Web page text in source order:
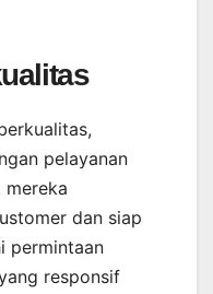
pelayanan
dan siap
permintaan
responsif